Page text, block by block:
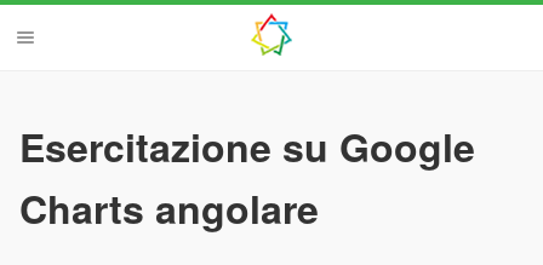
Esercitazione su Google
Charts angolare